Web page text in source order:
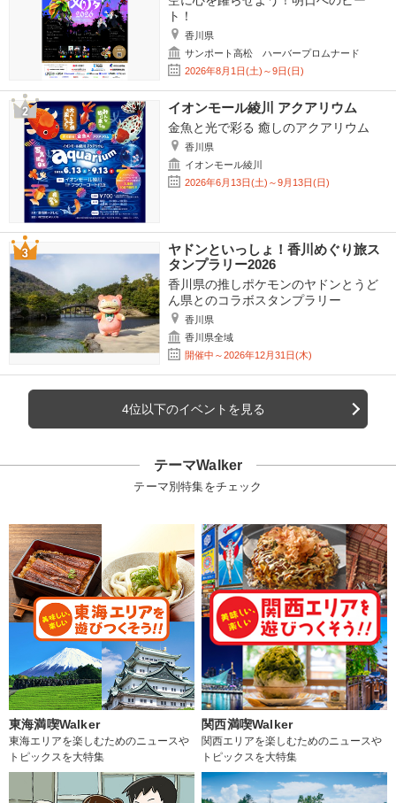
ト！
香川県
サンポート高松 ハーバープロムナード
2026年8月1日(土)～9日(日)
イオンモール綾川 アクアリウム
金魚と光で彩る 癒しのアクアリウム
香川県
イオンモール綾川
2026年6月13日(土)～9月13日(日)
ヤドンといっしょ！香川めぐり旅ス
タンプラリー2026
香川県の推しポケモンのヤドンとうど
ん県とのコラボスタンプラリー
香川県
香川県全域
開催中～2026年12月31日(木)
4位以下のイベントを見る
テーマWalker
テーマ別特集をチェック
東海満喫Walker
東海エリアを楽しむためのニュースや
トピックスを大特集
関西満喫Walker
関西エリアを楽しむためのニュースや
トピックスを大特集